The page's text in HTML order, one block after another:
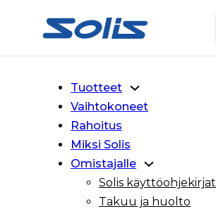
Siirry pääsisältöön
Siirry alatunnisteeseen
Tuotteet
Vaihtokoneet
Rahoitus
Miksi Solis
Omistajalle
Solis käyttöohjekirjat
Takuu ja huolto